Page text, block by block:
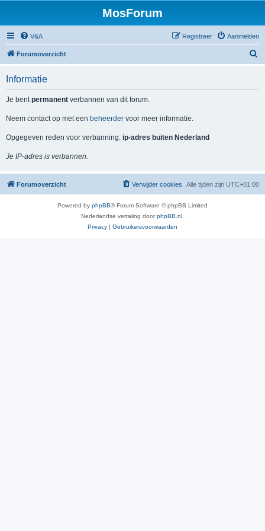
MosForum
V&A Aanmelden
Registreer
Forumoverzicht
Informatie
Je bentpermanent verbannen van dit forum.
Neem contact op met een beheerder voor meer informatie.
Opgegeven reden voor verbanning: ip-adres buiten Nederland
Je IP-adres is verbannen.
Forumoverzicht Alle tijden zijn UTC+01:00
Verwijder cookies
Powered by phpBB® Forum Software © phpBB Limited
Nederlandse vertaling doorphpBB.nl
Privacy | Gebruikersvoorwaarden